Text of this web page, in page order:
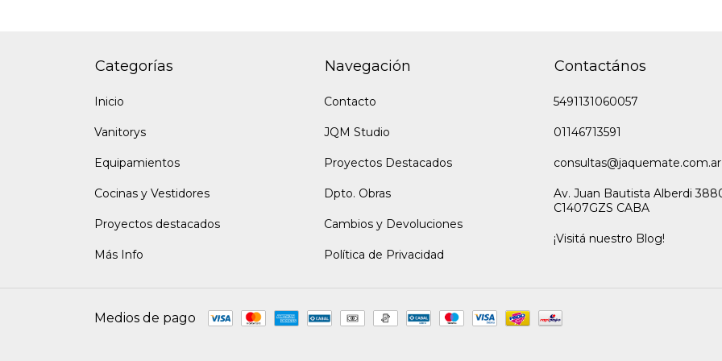
Categorías
Inicio
Vanitorys
Equipamientos
Cocinas y Vestidores
Proyectos destacados
Más Info
Navegación
Contacto
JQM Studio
Proyectos Destacados
Dpto. Obras
Cambios y Devoluciones
Política de Privacidad
Contactános
5491131060057
01146713591
consultas@jaquemate.com.ar
Av. Juan Bautista Alberdi
C1407GZS CABA
¡Visitá nuestro Blog!
Medios de pago